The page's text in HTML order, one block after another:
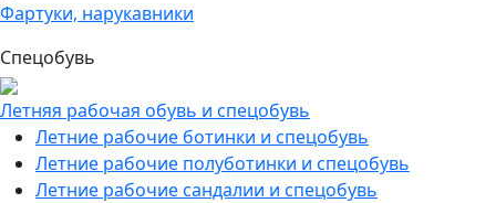
Фартуки, нарукавники
Спецобувь
Летняя рабочая обувь и спецобувь
Летние рабочие ботинки и спецобувь
Летние рабочие полуботинки и спецобувь
Летние рабочие сандалии и спецобувь